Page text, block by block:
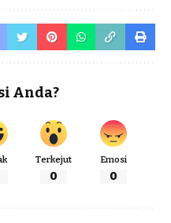
Anda?
Terkejut
0
Emosi
0